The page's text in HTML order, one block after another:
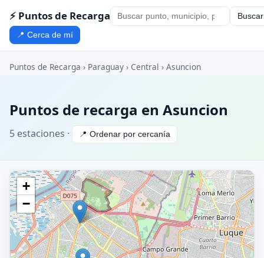
⚡ Puntos de Recarga Buscar
📍 Cerca de mí
Puntos de Recarga › Paraguay › Central › Asuncion
Puntos de recarga en Asuncion
5 estaciones · 📍 Ordenar por cercanía
+
−